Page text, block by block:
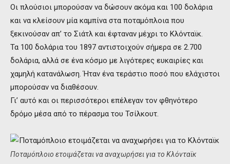
Οι πλούσιοι μπορούσαν να δώσουν ακόμα και 100 δολάρια
και να κλείσουν μία καμπίνα στα ποταμόπλοια που
ξεκινούσαν απ’ το Σιάτλ και έφταναν μέχρι το Κλόνταϊκ.
Τα 100 δολάρια του 1897 αντιστοιχούν σήμερα σε 2.700
δολάρια, αλλά σε ένα κόσμο με λιγότερες ευκαιρίες και
χαμηλή κατανάλωση. Ήταν ένα τεράστιο ποσό που ελάχιστοι
μπορούσαν να διαθέσουν.
Γι’ αυτό και οι περισσότεροι επέλεγαν τον φθηνότερο
δρόμο μέσα από το πέρασμα του Τσίλκουτ.
Ποταμόπλοιο ετοιμάζεται να αναχωρήσει για το Κλόνταϊκ